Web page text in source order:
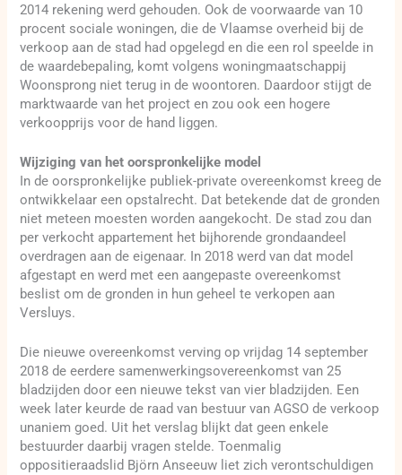
2014 rekening werd gehouden. Ook de voorwaarde van 10
procent sociale woningen, die de Vlaamse overheid bij de
verkoop aan de stad had opgelegd en die een rol speelde in
de waardebepaling, komt volgens woningmaatschappij
Woonsprong niet terug in de woontoren. Daardoor stijgt de
marktwaarde van het project en zou ook een hogere
verkoopprijs voor de hand liggen.
Wijziging van het oorspronkelijke model
In de oorspronkelijke publiek-private overeenkomst kreeg de
ontwikkelaar een opstalrecht. Dat betekende dat de gronden
niet meteen moesten worden aangekocht. De stad zou dan
per verkocht appartement het bijhorende grondaandeel
overdragen aan de eigenaar. In 2018 werd van dat model
afgestapt en werd met een aangepaste overeenkomst
beslist om de gronden in hun geheel te verkopen aan
Versluys.
Die nieuwe overeenkomst verving op vrijdag 14 september
2018 de eerdere samenwerkingsovereenkomst van 25
bladzijden door een nieuwe tekst van vier bladzijden. Een
week later keurde de raad van bestuur van AGSO de verkoop
unaniem goed. Uit het verslag blijkt dat geen enkele
bestuurder daarbij vragen stelde. Toenmalig
oppositieraadslid Björn Anseeuw liet zich verontschuldigen